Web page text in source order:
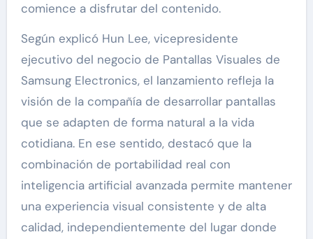
comience a disfrutar del contenido.
Según explicó Hun Lee, vicepresidente
ejecutivo del negocio de Pantallas Visuales de
Samsung Electronics, el lanzamiento refleja la
visión de la compañía de desarrollar pantallas
que se adapten de forma natural a la vida
cotidiana. En ese sentido, destacó que la
combinación de portabilidad real con
inteligencia artificial avanzada permite mantener
una experiencia visual consistente y de alta
calidad, independientemente del lugar donde